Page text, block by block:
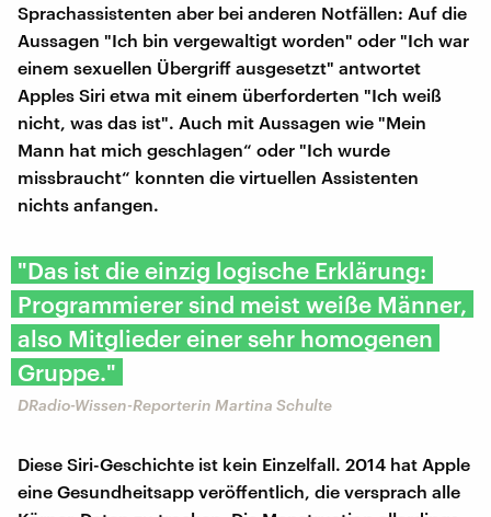
Sprachassistenten aber bei anderen Notfällen: Auf die
Aussagen "Ich bin vergewaltigt worden" oder "Ich war
einem sexuellen Übergriff ausgesetzt" antwortet
Apples Siri etwa mit einem überforderten "Ich weiß
nicht, was das ist". Auch mit Aussagen wie "Mein
Mann hat mich geschlagen“ oder "Ich wurde
missbraucht“ konnten die virtuellen Assistenten
nichts anfangen.
"Das ist die einzig logische Erklärung:
Programmierer sind meist weiße Männer,
also Mitglieder einer sehr homogenen
Gruppe."
DRadio-Wissen-Reporterin Martina Schulte
Diese Siri-Geschichte ist kein Einzelfall. 2014 hat Apple
eine Gesundheitsapp veröffentlich, die versprach alle